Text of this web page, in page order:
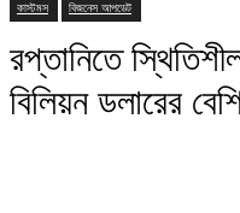
কাস্টমস বিজনেস আপডেট
রপ্তানিতে
বিলিয়ন ডলারের